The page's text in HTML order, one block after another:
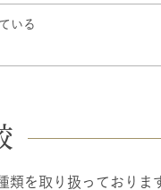
いる
を取り扱っております